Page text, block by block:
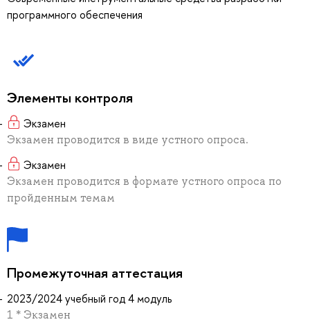
программного обеспечения
Элементы контроля
Экзамен
Экзамен проводится в виде устного опроса.
Экзамен
Экзамен проводится в формате устного опроса по
пройденным темам
Промежуточная аттестация
2023/2024 учебный год 4 модуль
1 * Экзамен